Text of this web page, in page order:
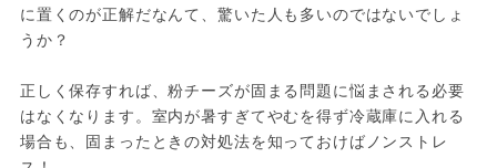
に置くのが正解だなんて、驚いた人も多いのではないでしょ
うか？
正しく保存すれば、粉チーズが固まる問題に悩まされる必要
はなくなります。室内が暑すぎてやむを得ず冷蔵庫に入れる
場合も、固まったときの対処法を知っておけばノンストレ